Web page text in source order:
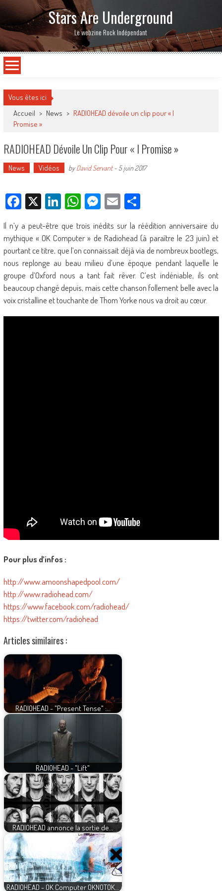
Stars Are Underground
Le webzine Rock Indépendant
Vous êtes ici
Accueil > News > RADIOHEAD dévoile un clip pour « I
Promise »
RADIOHEAD Dévoile Un Clip Pour « I Promise »
News Vidéos byDavid Servant- 5 juin 2017
Facebook
X LinkedIn
WhatsApp
Messenger
EmailPartager
Il n’y a peut-être que trois inédits sur la réédition anniversaire du
mythique « OK Computer » de Radiohead (à paraître le 23 juin) et
pourtant ce titre, que l’on connaissait déjà via de nombreux bootlegs,
nous replonge au beau milieu d’une époque pendant laquelle le
groupe d’Oxford nous a tant fait rêver. C’est indéniable, ils ont
beaucoup changé depuis, mais cette chanson follement belle avec la
voix cristalline et touchante de Thom Yorke nous va droit au cœur.
Pour plus d’infos :
http://www.amoonshapedpool.com/
http://www.radiohead.com/
https://www.facebook.com/radiohead/
https://twitter.com/radiohead
Articles similaires :
RADIOHEAD - "Present Tense" :…
RADIOHEAD - "Lift"
RADIOHEAD annonce la sortie de…
RADIOHEAD - OK Computer OKNOTOK…